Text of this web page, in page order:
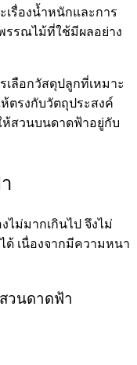
เรื่องน้ำหนักและการ
รรณไม้ที่ใช้มีผลอย่าง
ลือกวัสดุปลูกที่เหมาะ
ตรงกับวัตถุประสงค์
ห้สวนบนดาดฟ้าอยู่กับ
ม่มากเกินไป จึงไม่
เนื่องจากมีความหนา
วนดาดฟ้า